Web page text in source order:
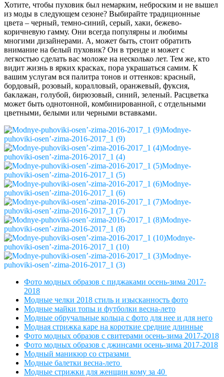
Хотите, чтобы пуховик был немарким, неброским и не вышел
из моды в следующем сезоне? Выбирайте традиционные
цвета – черный, темно-синий, серый, хаки, бежево-
коричневую гамму. Они всегда популярны и любимы
многими дизайнерами. А, может быть, стоит обратить
внимание на белый пуховик? Он в тренде и может с
легкостью сделать вас моложе на несколько лет. Тем же, кто
видит жизнь в ярких красках, пора украшаться самим. К
вашим услугам вся палитра тонов и оттенков: красный,
бордовый, розовый, коралловый, оранжевый, фуксия,
баклажан, голубой, бирюзовый, синий, зеленый. Расцветка
может быть однотонной, комбинированной, с отдельными
цветными, белыми или черными вставками.
Modnye-
puhoviki-osen’-zima-2016-2017_1 (9)
Modnye-
puhoviki-osen’-zima-2016-2017_1 (4)
Modnye-
puhoviki-osen’-zima-2016-2017_1 (5)
Modnye-
puhoviki-osen’-zima-2016-2017_1 (6)
Modnye-
puhoviki-osen’-zima-2016-2017_1 (7)
Modnye-
puhoviki-osen’-zima-2016-2017_1 (8)
Modnye-
puhoviki-osen’-zima-2016-2017_1 (10)
Modnye-
puhoviki-osen’-zima-2016-2017_1 (3)
Фото модных образов с пиджаками осень-зима 2017-
2018
Модные челки 2018 стиль и изысканность фото
Модные майки топы и футболки весна-лето
Модные обручальные кольца с фото для нее и для него
Модная стрижка каре на короткие средние длинные
Фото модных образов с свитерами осень-зима 2017-2018
Фото модных образов с джинсами осень-зима 2017-2018
Модный маникюр со стразами
Модные балетки весна-лето
Модные стрижки для женщин кому за 40